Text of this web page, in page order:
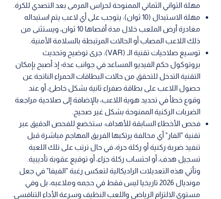
مهلة الثواني الثماني الممنوحة لحراس المرمى بعد التصدي للكرة.
مهلة الاستبدال (10 ثوان): يتوجب على أي لاعب يتم استبداله
مغادرة أرض الملعب خلال مدة أقصاها 10 ثوان، ويستثنى من
ذلك اللاعب المصاب أو الحالات المرتبطة بالسلامة الأمنية.
توسيع صلاحيات تقنية الـ (VAR): جرى توضيح وتحديث
بروتوكول حكم الفيديو المساعد في جوانب عدة؛ إذ أصبح بإمكان
التقنية التدخل للتحقق من حالات البطاقات الحمراء الناتجة عن
حصول اللاعب على بطاقة صفراء ثانية بشكل خاطئ، أو عند
وقوع خطأ في تحديد هوية اللاعب، بالإضافة إلى صلاحية مراجعة
الضربات الركنية الممنوحة بشكل غير صحيح.
فحص الأخطاء السابقة للأهداف: ستخضع للفحص الدقيق عبر
تقنية "الفار" أي مخالفة يرتكبها الفريق المهاجم مباشرة قبل
تنفيذ ضربة ركنية أو ركلة حرة، في حال ترتب على تلك اللعبة
تسجيل هدف، أو احتساب ركلة جزاء، أو توقيع عقوبة تأديبية.
وتأتي هذه التعديلات الراديكالية لتعكس رغبة "الفيفا" في جعل
مونديال 2026 تاريخيا ليس فقط في حجمه وملاعبه، بل وفي
مستوى الالتزام الرياضي واللعب النظيف وسرعة الأداء التنافسي.